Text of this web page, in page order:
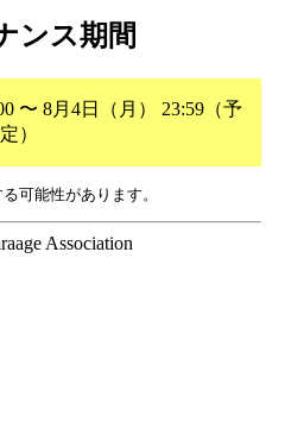
ンス期間
〜 8月4日（月） 23:59（予
定）
可能性があります。
Association